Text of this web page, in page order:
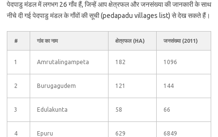
पेदपाडु मंडल में लगभग 26 गाँव हैं, जिन्हें आप क्षेत्रफल और जनसंख्या की जानकारी के साथ
नीचे दी गई पेदपाडु मंडल के गाँवों की सूची (pedapadu villages list) से देख सकते हैं।
# गांव का नाम क्षेत्रफल (HA) जनसंख्या (2011)
1 Amrutalingampeta 182 1096
2 Burugagudem 121 144
3 Edulakunta 58 66
4 Epuru 629 6849